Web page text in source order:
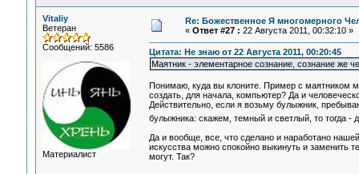
Vitaliy
Ветеран
Сообщений: 5586
Материалист
Re: Божественное Я многомерного
« Ответ #27 : 22 Августа 2011, 00:32:10 »
Цитата: Не знаю от 22 Августа 2011, 00:20:45
Маятник - элементарное сознание, сознание же
Понимаю, куда вы клоните. Пример с маятником
создать, для начала, компьютер? Да и
Действительно, если я возьму булыжник,
булыжника: скажем, темный и светлый, то тогда -
Да и вообще, все, что сделано и наработано
искусства можно спокойно выкинуть и заменить
могут. Так?